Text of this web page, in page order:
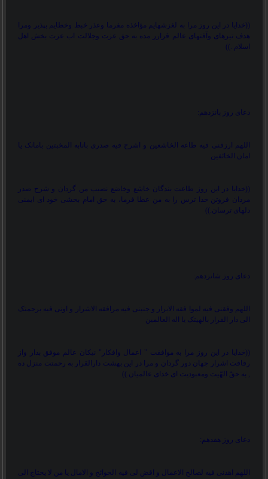
)) خدایا در این روز مرا به لغزشهایم مؤاخذه مفرما وعذر خبط وخطایم بپذیر ومرا
هدف تیرهای وآفتهای عالم قرارر مده به حق عزت وجلالت اب عزت بخش اهل
اسلام .
دعای روز پانزدهم:
اللهم ارزقنی فیه طاعه الخاشعین و اشرح فیه صدری بانابه المخبتین بامانک یا
امان الخائفین
)) خدایا در این روز طاعت بندگان خاشع وخاضع نصیب من گردان و شرح صدر
مردان فروتن خدا ترس را به من عطا فرما، به حق امام بخشی خود ای ایمنی
دلهای ترسان.
دعای روز شانزدهم:
اللهم وفقنی فیه لموا فقه الابرار و جنبنی فیه مرافقه الاشرار و اونی فیه برحمتک
الی دار القرار بالهیتک یا اله العالمین
)) خدایا در این روز مرا به موافقت " اعمال وافکار" نیکان عالم موفق بدار واز
رفاقت اشرار جهان دور گردان و مرا در این بهشت دارالقرار به رحمتت منزل ده
, به حقّ الهّیت ومعبودیت ای خدای عالمیان.
دعای روز هفدهم:
اللهم اهدنی فیه لصالح الاعمال و اقض لی فیه الحوائج و الامال یا من لا یحتاج الی